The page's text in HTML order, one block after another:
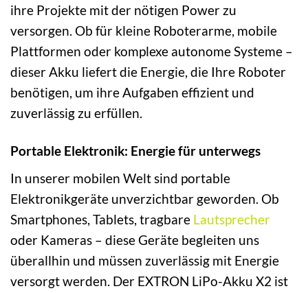
ihre Projekte mit der nötigen Power zu
versorgen. Ob für kleine Roboterarme, mobile
Plattformen oder komplexe autonome Systeme –
dieser Akku liefert die Energie, die Ihre Roboter
benötigen, um ihre Aufgaben effizient und
zuverlässig zu erfüllen.
Portable Elektronik: Energie für unterwegs
In unserer mobilen Welt sind portable
Elektronikgeräte unverzichtbar geworden. Ob
Smartphones, Tablets, tragbare Lautsprecher
oder Kameras – diese Geräte begleiten uns
überallhin und müssen zuverlässig mit Energie
versorgt werden. Der EXTRON LiPo-Akku X2 ist